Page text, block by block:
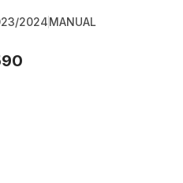
2024MANUAL